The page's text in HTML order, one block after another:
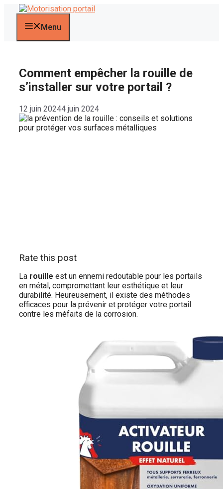
contenu
Menu
Comment empêcher la rouille de
s’installer sur votre portail ?
12 juin 20244 juin 2024
Rate this post
La rouille est un ennemi redoutable pour les portails
en métal, compromettant leur esthétique et leur
durabilité. Heureusement, il existe des méthodes
efficaces pour la prévenir et protéger votre portail
contre les méfaits de la corrosion.